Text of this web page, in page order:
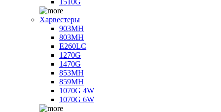
Харвестеры
903MH
803MH
E260LC
1270G
1470G
853MH
859MH
1070G 4W
1070G 6W